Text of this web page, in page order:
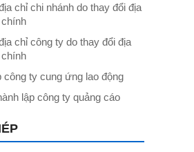
chỉ chi nhánh do thay đổi địa
chỉ công ty do thay đổi địa
công ty cung ứng lao động
lập công ty quảng cáo